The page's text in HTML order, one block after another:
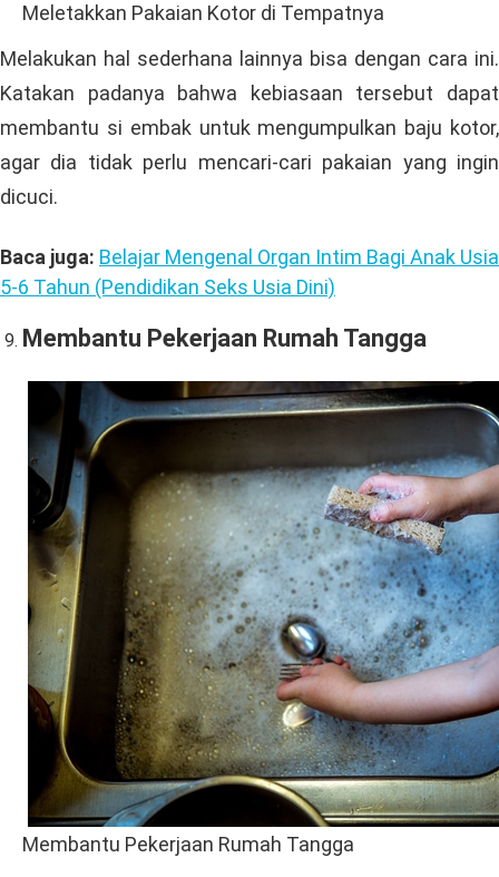
Meletakkan Pakaian Kotor di Tempatnya
Melakukan hal sederhana lainnya bisa dengan cara ini.
Katakan padanya bahwa kebiasaan tersebut dapat
membantu si embak untuk mengumpulkan baju kotor,
agar dia tidak perlu mencari-cari pakaian yang ingin
dicuci.
Baca juga: Belajar Mengenal Organ Intim Bagi Anak Usia
5-6 Tahun (Pendidikan Seks Usia Dini)
Membantu Pekerjaan Rumah Tangga
Membantu Pekerjaan Rumah Tangga